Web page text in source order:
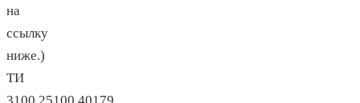
на
ссылку
ниже.)
ТИ